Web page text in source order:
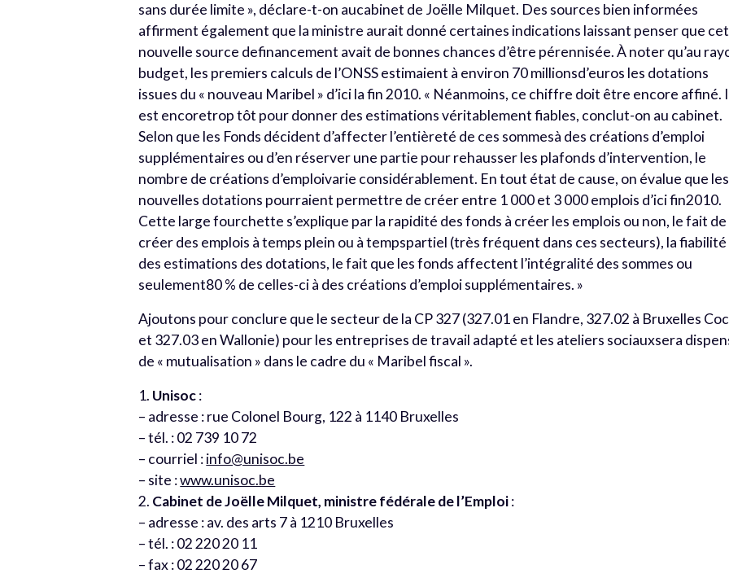
sans durée limite », déclare-t-on aucabinet de Joëlle Milquet. Des sources bien informées
affirment également que la ministre aurait donné certaines indications laissant penser que
nouvelle source definancement avait de bonnes chances d’être pérennisée. À noter qu’au
budget, les premiers calculs de l’ONSS estimaient à environ 70 millionsd’euros les dotations
issues du « nouveau Maribel » d’ici la fin 2010. « Néanmoins, ce chiffre doit être encore affiné.
est encoretrop tôt pour donner des estimations véritablement fiables, conclut-on au cabinet.
Selon que les Fonds décident d’affecter l’entièreté de ces sommesà des créations d’emploi
supplémentaires ou d’en réserver une partie pour rehausser les plafonds d’intervention, le
nombre de créations d’emploivarie considérablement. En tout état de cause, on évalue que les
nouvelles dotations pourraient permettre de créer entre 1 000 et 3 000 emplois d’ici fin2010.
Cette large fourchette s’explique par la rapidité des fonds à créer les emplois ou non, le fait de
créer des emplois à temps plein ou à tempspartiel (très fréquent dans ces secteurs), la fiabilité
des estimations des dotations, le fait que les fonds affectent l’intégralité des sommes ou
seulement80 % de celles-ci à des créations d’emploi supplémentaires. »
Ajoutons pour conclure que le secteur de la CP 327 (327.01 en Flandre, 327.02 à Bruxelles
et 327.03 en Wallonie) pour les entreprises de travail adapté et les ateliers sociauxsera
de « mutualisation » dans le cadre du « Maribel fiscal ».
1. Unisoc:
– adresse : rue Colonel Bourg, 122 à 1140 Bruxelles
– tél. : 02 739 10 72
– courriel :info@unisoc.be
– site :www.unisoc.be
2. Cabinet de Joëlle Milquet, ministre fédérale de l’Emploi:
– adresse : av. des arts 7 à 1210 Bruxelles
– tél. : 02 220 20 11
– fax : 02 220 20 67